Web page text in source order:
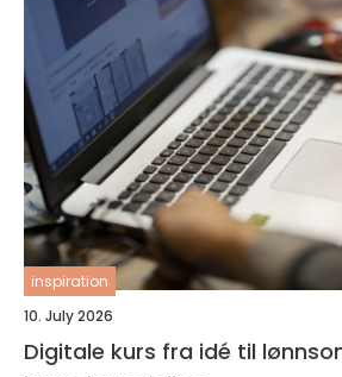
inspiration
10. July 2026
Digitale kurs fra idé til lønnsom